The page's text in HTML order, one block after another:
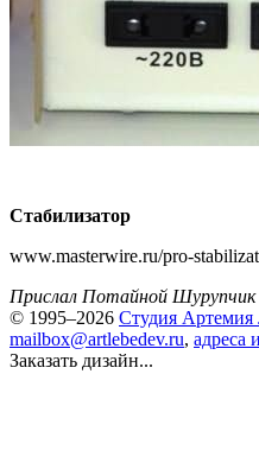
Стабилизатор
www.masterwire.ru/pro-
Прислал Потайной Шурупчик
© 1995–2026 Студия Артемия
mailbox@artlebedev.ru, адреса
Заказать дизайн...